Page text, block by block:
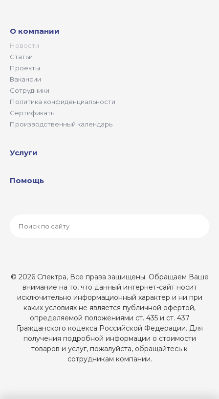
О компании
Новости
Статьи
Проекты
Вакансии
Сотрудники
Политика конфиденциальности
Сертификаты
Производственный календарь
Услуги
Помощь
© 2026 Спектра, Все права защищены. Обращаем Ваше
внимание на то, что данный интернет-сайт носит
исключительно информационный характер и ни при
каких условиях не является публичной офертой,
определяемой положениями ст. 435 и ст. 437
Гражданского кодекса Российской Федерации. Для
получения подробной информации о стоимости
товаров и услуг, пожалуйста, обращайтесь к
сотрудникам компании.